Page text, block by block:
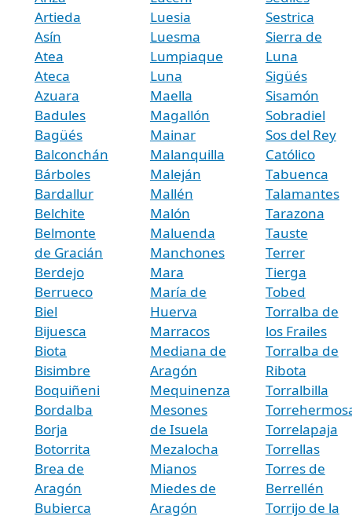
Artieda
Asín
Atea
Ateca
Azuara
Badules
Bagüés
Balconchán
Bárboles
Bardallur
Belchite
Belmonte
de Gracián
Berdejo
Berrueco
Biel
Bijuesca
Biota
Bisimbre
Boquiñeni
Bordalba
Borja
Botorrita
Brea de
Aragón
Bubierca
Luesia
Luesma
Lumpiaque
Luna
Maella
Magallón
Mainar
Malanquilla
Maleján
Mallén
Malón
Maluenda
Manchones
Mara
María de
Huerva
Marracos
Mediana de
Aragón
Mequinenza
Mesones
de Isuela
Mezalocha
Mianos
Miedes de
Aragón
Sestrica
Sierra de
Luna
Sigüés
Sisamón
Sobradiel
Sos del Rey
Católico
Tabuenca
Talamantes
Tarazona
Tauste
Terrer
Tierga
Tobed
Torralba de
los Frailes
Torralba de
Ribota
Torralbilla
Torrelapaja
Torrellas
Torres de
Berrellén
Torrijo de la